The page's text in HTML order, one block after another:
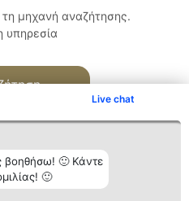
Live chat
βοηθήσω! 🙂 Κάντε
🙂
μηχανή αναζήτησης.
υπηρεσία